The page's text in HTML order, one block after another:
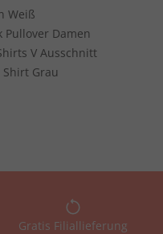
Weiß
Pullover Damen
V Ausschnitt
Shirt Grau
Gratis Filiallieferung